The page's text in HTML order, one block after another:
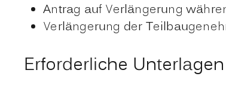
Antrag auf Verlängerung
Verlängerung der
Erforderliche Unterlagen